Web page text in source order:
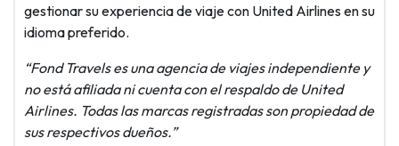
gestionar su experiencia de viaje con United Airlines en su
idioma preferido.
“Fond Travels es una agencia de viajes independiente y
no está afiliada ni cuenta con el respaldo de United
Airlines. Todas las marcas registradas son propiedad de
sus respectivos dueños.”